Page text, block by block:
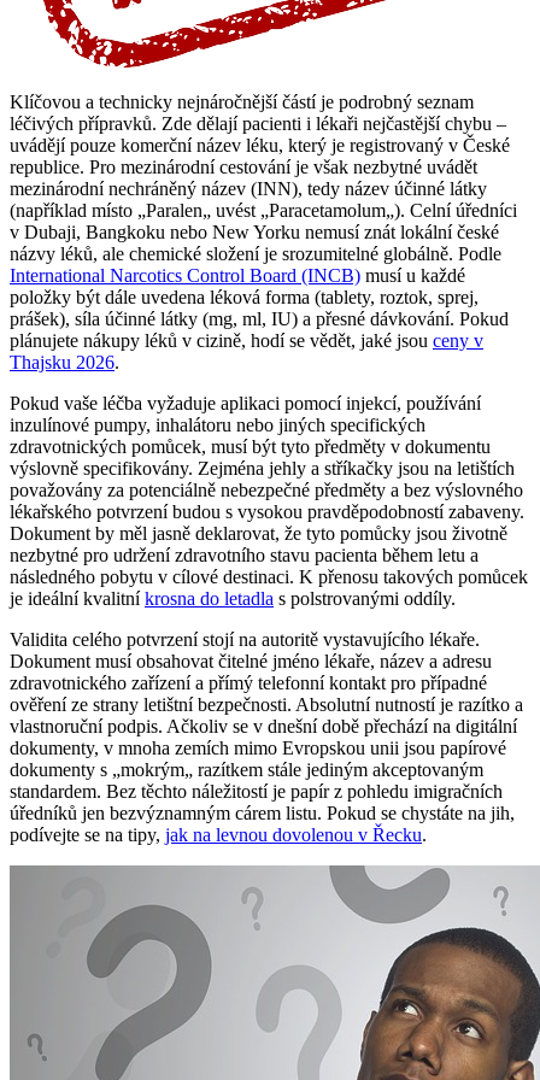
Klíčovou a technicky nejnáročnější částí je podrobný seznam
léčivých přípravků. Zde dělají pacienti i lékaři nejčastější chybu –
uvádějí pouze komerční název léku, který je registrovaný v České
republice. Pro mezinárodní cestování je však nezbytné uvádět
mezinárodní nechráněný název (INN), tedy název účinné látky
(například místo „Paralen„ uvést „Paracetamolum„). Celní úředníci
v Dubaji, Bangkoku nebo New Yorku nemusí znát lokální české
názvy léků, ale chemické složení je srozumitelné globálně. Podle
International Narcotics Control Board (INCB) musí u každé
položky být dále uvedena léková forma (tablety, roztok, sprej,
prášek), síla účinné látky (mg, ml, IU) a přesné dávkování. Pokud
plánujete nákupy léků v cizině, hodí se vědět, jaké jsou ceny v
Thajsku 2026.
Pokud vaše léčba vyžaduje aplikaci pomocí injekcí, používání
inzulínové pumpy, inhalátoru nebo jiných specifických
zdravotnických pomůcek, musí být tyto předměty v dokumentu
výslovně specifikovány. Zejména jehly a stříkačky jsou na letištích
považovány za potenciálně nebezpečné předměty a bez výslovného
lékařského potvrzení budou s vysokou pravděpodobností zabaveny.
Dokument by měl jasně deklarovat, že tyto pomůcky jsou životně
nezbytné pro udržení zdravotního stavu pacienta během letu a
následného pobytu v cílové destinaci. K přenosu takových pomůcek
je ideální kvalitníkrosna do letadla s polstrovanými oddíly.
Validita celého potvrzení stojí na autoritě vystavujícího lékaře.
Dokument musí obsahovat čitelné jméno lékaře, název a adresu
zdravotnického zařízení a přímý telefonní kontakt pro případné
ověření ze strany letištní bezpečnosti. Absolutní nutností je razítko a
vlastnoruční podpis. Ačkoliv se v dnešní době přechází na digitální
dokumenty, v mnoha zemích mimo Evropskou unii jsou papírové
dokumenty s „mokrým„ razítkem stále jediným akceptovaným
standardem. Bez těchto náležitostí je papír z pohledu imigračních
úředníků jen bezvýznamným cárem listu. Pokud se chystáte na jih,
podívejte se na tipy, jak na levnou dovolenou v Řecku.